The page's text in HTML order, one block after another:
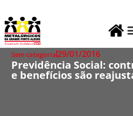
Sem categoria29/01/2016
Previdência Social:
e benefícios são